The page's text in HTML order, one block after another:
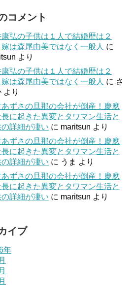
コメント
康弘の子供は１人で結婚歴は２
嫁は森尾由美ではなく一般人 に
より
康弘の子供は１人で結婚歴は２
嫁は森尾由美ではなく一般人 に さ
より
ずさの旦那の会社が倒産！慶應
に起きた異変とタワマン生活と
詳細が凄い に maritsun より
ずさの旦那の会社が倒産！慶應
に起きた異変とタワマン生活と
詳細が凄い に うま より
ずさの旦那の会社が倒産！慶應
に起きた異変とタワマン生活と
詳細が凄い に maritsun より
イブ
年